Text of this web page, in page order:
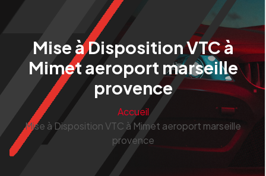
Mise à Disposition VTC à
Mimet aeroport marseille
provence
Accueil
Mise à Disposition VTC à Mimet aeroport marseille
provence